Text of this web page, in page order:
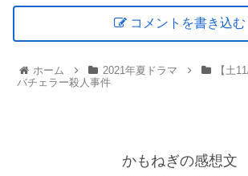
コメントを書き込む
ホーム 2021年夏ドラマ
【土
バチェラー殺人事件
かもねぎの感想文